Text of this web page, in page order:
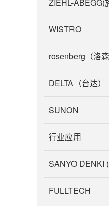
WISTRO
rosenberg（洛森
DELTA（台达）
SUNON
行业应用
SANYO DENKI (
FULLTECH